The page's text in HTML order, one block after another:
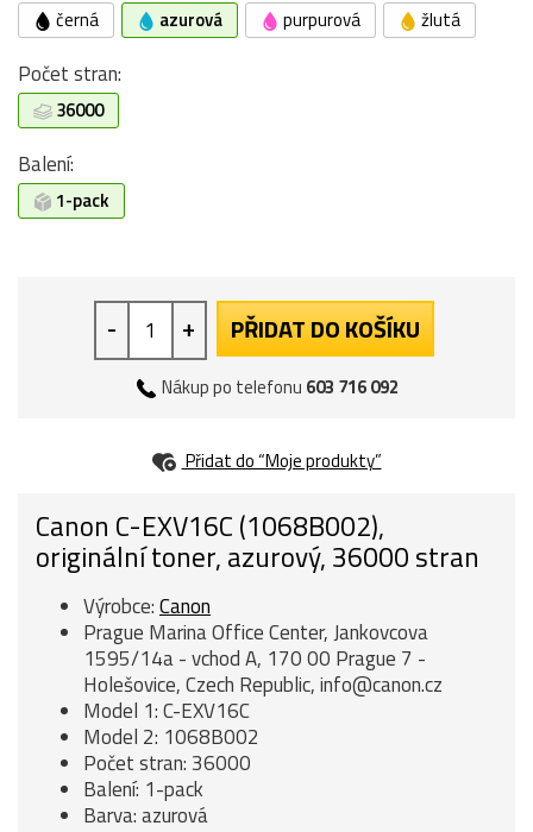
černá azurová purpurová žlutá
Počet stran:
36000
Balení:
1-pack
- + PŘIDAT DO KOŠÍKU
Nákup po telefonu 603 716 092
Přidat do “Moje produkty”
Canon C-EXV16C (1068B002),
originální toner, azurový, 36000 stran
Výrobce:Canon
Prague Marina Office Center, Jankovcova
1595/14a - vchod A, 170 00 Prague 7 -
Holešovice, Czech Republic, info@canon.cz
Model 1: C-EXV16C
Model 2: 1068B002
Počet stran: 36000
Balení: 1-pack
Barva: azurová